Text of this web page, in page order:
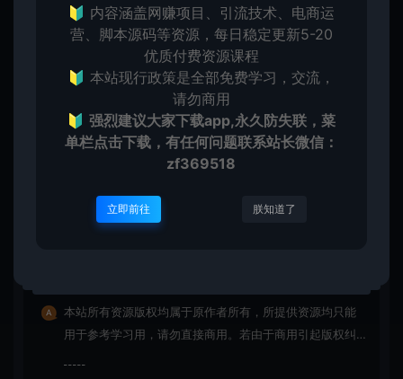
上一篇：
下一篇：
常见问题
本站所有资源版权均属于原作者所有，所提供资源均只能
用于参考学习用，请勿直接商用。若由于商用引起版权纠
🔰 内容涵盖网赚项目、引流技术、电商运
营、脚本源码等资源，每日稳定更新5-20
优质付费资源课程
🔰 本站现行政策是全部免费学习，交流，
请勿商用
🔰强烈建议大家下载app,永久防失联，菜
单栏点击下载，有任何问题联系站长微信：
zf369518
立即前往 朕知道了